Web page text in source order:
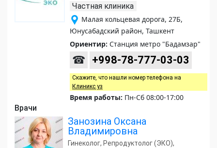
Частная клиника
Малая кольцевая дорога, 27Б,
Юнусабадский район, Ташкент
Ориентир: Станция метро "Бадамзар"
☎ +998-78-777-03-03
Скажите, что нашли номер телефона на
Клиникс уз
Время работы: Пн-Сб 08:00-17:00
Врачи
Занозина Оксана
Владимировна
Гинеколог, Репродуктолог (ЭКО),